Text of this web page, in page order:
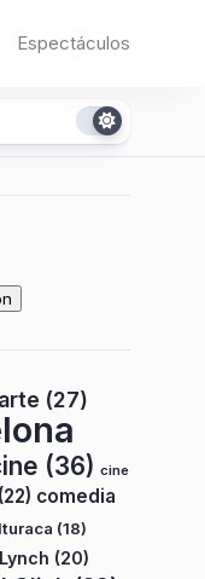
Espectáculos
arte (27)
(36) cine
(22) comedia
(18)
(20)